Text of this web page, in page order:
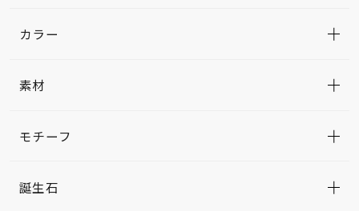
カラー
素材
モチーフ
誕生石